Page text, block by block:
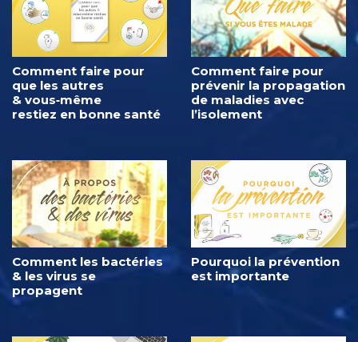
Comment faire pour
que les autres
& vous‑même
restiez en bonne santé
Comment faire pour
prévenir la propagation
de maladies avec
l’isolement
Comment les bactéries
& les virus se
propagent
Pourquoi la prévention
est importante